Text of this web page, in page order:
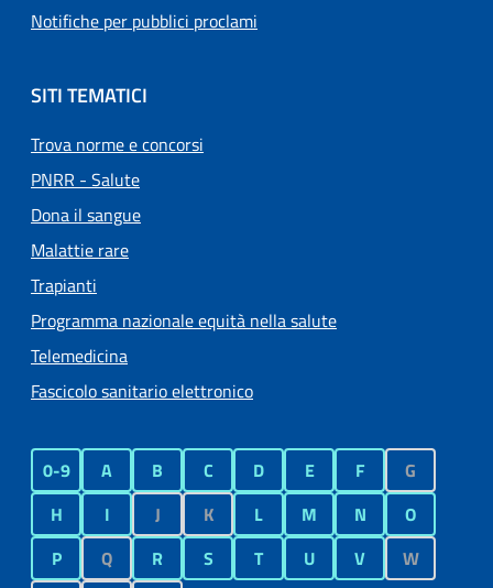
Notifiche per pubblici proclami
SITI TEMATICI
Trova norme e concorsi
PNRR - Salute
Dona il sangue
Malattie rare
Trapianti
Programma nazionale equità nella salute
Telemedicina
Fascicolo sanitario elettronico
0-9 A B C D E F
G
H
I J K L M N
O
P
Q R S T U V
W